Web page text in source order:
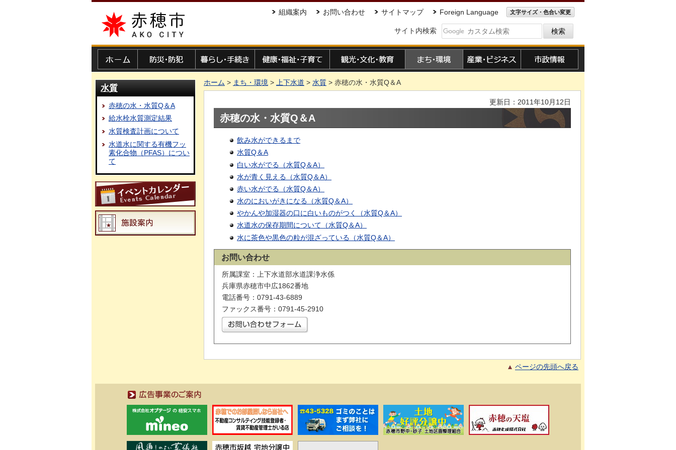
赤穂市 組織案内 お問い合わせ サイトマップ Foreign Language 文字サイズ・色合い変更
サイト内検索
水質
赤穂の水・水質Q＆A
給水栓水質測定結果
水質検査計画について
水道水に関する有機フッ
素化合物（PFAS）につい
て
ホーム > まち・環境 > 上下水道 > 水質 > 赤穂の水・水質Q＆A
更新日：2011年10月12日
赤穂の水・水質Q＆A
飲み水ができるまで
水質Q＆A
白い水がでる（水質Q＆A）
水が青く見える（水質Q＆A）
赤い水がでる（水質Q＆A）
水のにおいがきになる（水質Q＆A）
やかんや加湿器の口に白いものがつく（水質Q＆A）
水道水の保存期間について（水質Q＆A）
水に茶色や黒色の粒が混ざっている（水質Q＆A）
お問い合わせ
所属課室：上下水道部水道課浄水係
兵庫県赤穂市中広1862番地
電話番号：0791-43-6889
ファックス番号：0791-45-2910
ページの先頭へ戻る
広告事業のご案内